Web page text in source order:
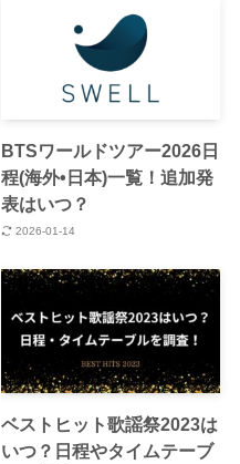
BTSワールドツアー2026日
程(海外•日本)一覧！追加発
表はいつ？
2026-01-14
ベストヒット歌謡祭2023は
いつ？日程やタイムテーブ